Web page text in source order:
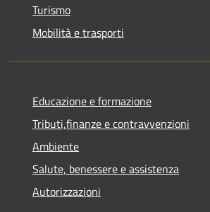
Turismo
Mobilità e trasporti
Educazione e formazione
Tributi,finanze e contravvenzioni
Ambiente
Salute, benessere e assistenza
Autorizzazioni